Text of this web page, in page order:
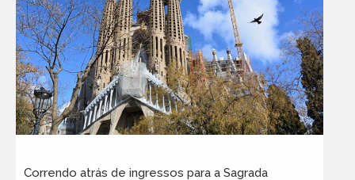
Correndo atrás de ingressos para a Sagrada